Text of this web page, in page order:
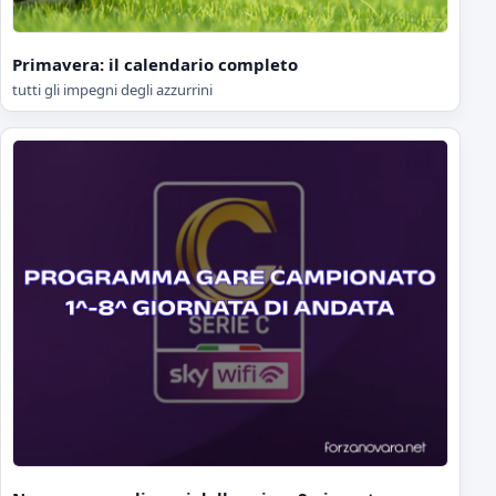
Primavera: il calendario completo
tutti gli impegni degli azzurrini